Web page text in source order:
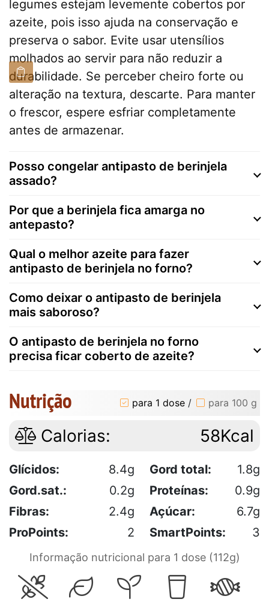
legumes estejam levemente cobertos por
azeite, pois isso ajuda na conservação e
preserva o sabor. Evite usar utensílios
molhados ao servir para não reduzir a
durabilidade. Se perceber cheiro forte ou
alteração na textura, descarte. Para manter
o frescor, espere esfriar completamente
antes de armazenar.
Posso congelar antipasto de berinjela
assado?
Por que a berinjela fica amarga no
antepasto?
Qual o melhor azeite para fazer
antipasto de berinjela no forno?
Como deixar o antipasto de berinjela
mais saboroso?
O antipasto de berinjela no forno
precisa ficar coberto de azeite?
Nutrição para 1 dose / para 100 g
Calorias: 58Kcal
Glícidos: 8.4g Gord total:
1.8g
Gord.sat.:
0.2g Proteínas:
0.9g
Fibras:
2.4g Açúcar:
6.7g
ProPoints:
2 SmartPoints: 3
Informação nutricional para 1 dose (112g)